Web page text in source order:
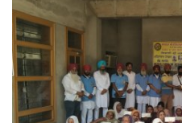
Life & Style
Important
Contact Us